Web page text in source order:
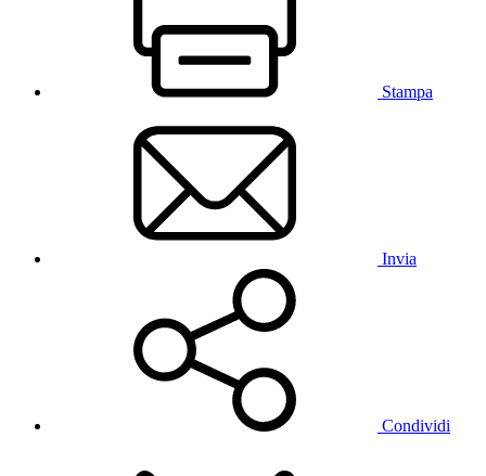
Stampa
Invia
Condividi